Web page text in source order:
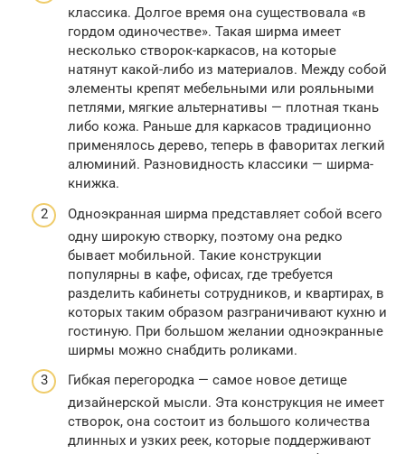
классика. Долгое время она существовала «в
гордом одиночестве». Такая ширма имеет
несколько створок-каркасов, на которые
натянут какой-либо из материалов. Между собой
элементы крепят мебельными или рояльными
петлями, мягкие альтернативы — плотная ткань
либо кожа. Раньше для каркасов традиционно
применялось дерево, теперь в фаворитах легкий
алюминий. Разновидность классики — ширма-
книжка.
Одноэкранная ширма представляет собой всего
одну широкую створку, поэтому она редко
бывает мобильной. Такие конструкции
популярны в кафе, офисах, где требуется
разделить кабинеты сотрудников, и квартирах, в
которых таким образом разграничивают кухню и
гостиную. При большом желании одноэкранные
ширмы можно снабдить роликами.
Гибкая перегородка — самое новое детище
дизайнерской мысли. Эта конструкция не имеет
створок, она состоит из большого количества
длинных и узких реек, которые поддерживают